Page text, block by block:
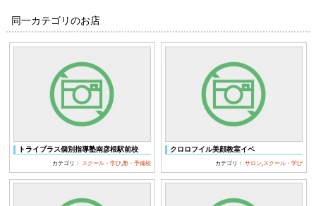
同一カテゴリのお店
トライプラス個別指導塾南彦根駅前校
カテゴリ： スクール・学び ,塾・予備校
クロロフイル美顔教室イベ
カテゴリ：サロン スクール・学び